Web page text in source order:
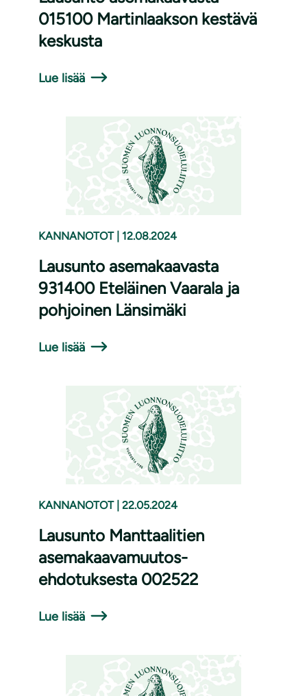
015100 Martinlaakson kestävä
keskusta
Lue lisää
KANNANOTOT 12.08.2024
Lausunto asemakaavasta
931400 Eteläinen Vaarala ja
pohjoinen Länsimäki
Lue lisää
KANNANOTOT 22.05.2024
Lausunto Manttaalitien
asemakaavamuutos-
ehdotuksesta 002522
Lue lisää